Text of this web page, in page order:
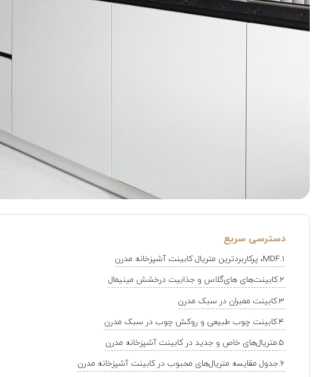
MDF، پرکاربردترین متریال کابینت آشپزخانه مدرن
کابینت‌های های‌گلاس و جذابیت درخشش مینیمال
کابینت ممبران در سبک مدرن
کابینت چوب طبیعی و روکش چوب در سبک مدرن
متریال‌های خاص و جدید در کابینت آشپزخانه مدرن
جدول مقایسه متریال‌های محبوب در کابینت آشپزخانه مدرن